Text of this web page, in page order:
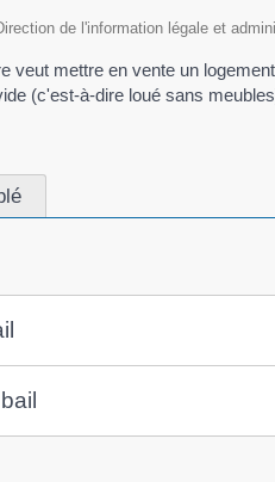
de l'information légale et
veut mettre en vente un
(c'est-à-dire loué sans